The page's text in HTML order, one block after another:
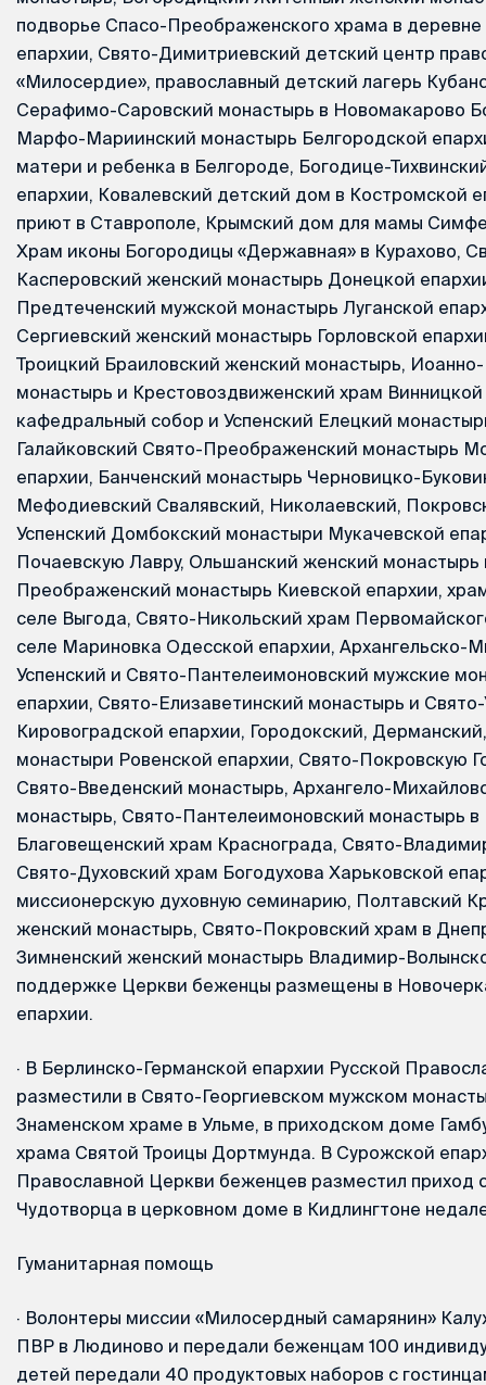
подворье Спасо-Преображенского храма в
епархии, Свято-Димитриевский детский центр
«Милосердие», православный детский лагерь
Серафимо-Саровский монастырь в Новомакарово
Марфо-Мариинский монастырь Белгородской
матери и ребенка в Белгороде, Богодице-
епархии, Ковалевский детский дом в Костромской
приют в Ставрополе, Крымский дом для мамы
Храм иконы Богородицы «Державная» в Курахово,
Касперовский женский монастырь Донецкой
Предтеченский мужской монастырь Луганской
Сергиевский женский монастырь Горловской
Троицкий Браиловский женский монастырь,
монастырь и Крестовоздвиженский храм
кафедральный собор и Успенский Елецкий
Галайковский Свято-Преображенский монастырь
епархии, Банченский монастырь Черновицко-
Мефодиевский Свалявский, Николаевский,
Успенский Домбокский монастыри Мукачевской
Почаевскую Лавру, Ольшанский женский
Преображенский монастырь Киевской епархии,
селе Выгода, Свято-Никольский храм
селе Мариновка Одесской епархии, Архангельско-
Успенский и Свято-Пантелеимоновский мужские
епархии, Свято-Елизаветинский монастырь и
Кировоградской епархии, Городокский,
монастыри Ровенской епархии, Свято-Покровскую
Свято-Введенский монастырь, Архангело-
монастырь, Свято-Пантелеимоновский монастырь в
Благовещенский храм Краснограда, Свято-
Свято-Духовский храм Богодухова Харьковской
миссионерскую духовную семинарию, Полтавский
женский монастырь, Свято-Покровский храм в
Зимненский женский монастырь Владимир-
поддержке Церкви беженцы размещены в
епархии.
· В Берлинско-Германской епархии Русской
разместили в Свято-Георгиевском мужском
Знаменском храме в Ульме, в приходском доме
храма Святой Троицы Дортмунда. В Сурожской
Православной Церкви беженцев разместил приход
Чудотворца в церковном доме в Кидлингтоне
Гуманитарная помощь
· Волонтеры миссии «Милосердный самарянин»
ПВР в Людиново и передали беженцам 100
детей передали 40 продуктовых наборов с